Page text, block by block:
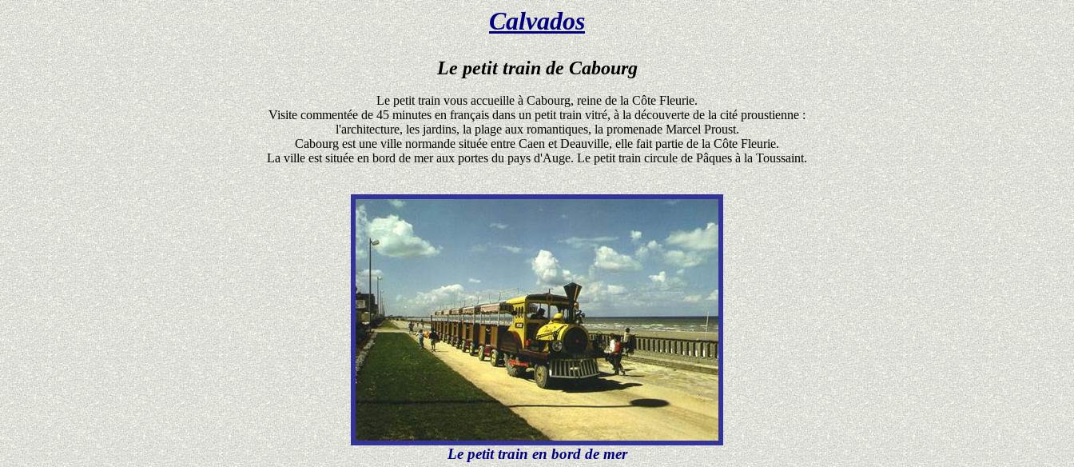
Calvados
Le petit train de Cabourg
Le petit train vous accueille à Cabourg, reine de la Côte Fleurie.
Visite commentée de 45 minutes en français dans un petit train vitré, à la découverte de la cité proustienne :
l'architecture, les jardins, la plage aux romantiques, la promenade Marcel Proust.
Cabourg est une ville normande située entre Caen et Deauville, elle fait partie de la Côte Fleurie.
La ville est située en bord de mer aux portes du pays d'Auge. Le petit train circule de Pâques à la Toussaint.
Le petit train en bord de mer